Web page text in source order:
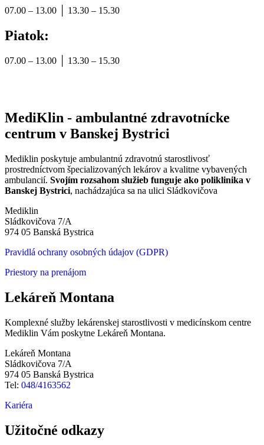
07.00 – 13.00 │ 13.30 – 15.30
Piatok:
07.00 – 13.00 │ 13.30 – 15.30
MediKlin - ambulantné zdravotnícke
centrum v Banskej Bystrici
Mediklin poskytuje ambulantnú zdravotnú starostlivosť
prostredníctvom špecializovaných lekárov a kvalitne vybavených
ambulancií. Svojím rozsahom služieb funguje ako poliklinika v
Banskej Bystrici, nachádzajúca sa na ulici Sládkovičova
Mediklin
Sládkovičova 7/A
974 05 Banská Bystrica
Pravidlá ochrany osobných údajov (GDPR)
Priestory na prenájom
Lekáreň Montana
Komplexné služby lekárenskej starostlivosti v medicínskom centre
Mediklin Vám poskytne Lekáreň Montana.
Lekáreň Montana
Sládkovičova 7/A
974 05 Banská Bystrica
Tel: 048/4163562
Kariéra
Užitočné odkazy